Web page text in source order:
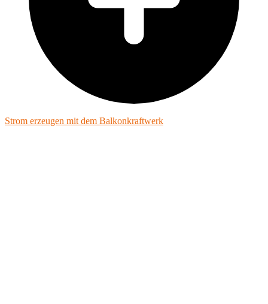
Strom erzeugen mit dem Balkonkraftwerk